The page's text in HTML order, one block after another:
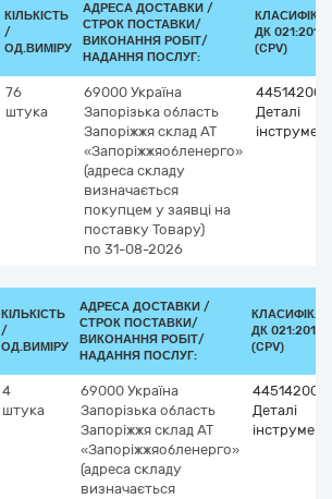
КІЛЬКІСТЬ
/
ОД.ВИМІРУ
АДРЕСА ДОСТАВКИ /
СТРОК ПОСТАВКИ/
ВИКОНАННЯ РОБІТ/
НАДАННЯ ПОСЛУГ:
ДК 021:2015
(CPV)
76
штука
69000 Україна
Запорізька область
Запоріжжя склад АТ
«Запоріжжяобленерго»
(адреса складу
визначається
покупцем у заявці на
поставку Товару)
по 31-08-2026
44514200-
Деталі
КІЛЬКІСТЬ
/
ОД.ВИМІРУ
АДРЕСА ДОСТАВКИ /
СТРОК ПОСТАВКИ/
ВИКОНАННЯ РОБІТ/
НАДАННЯ ПОСЛУГ:
ДК 021:2015
(CPV)
4
штука
69000 Україна
Запорізька область
Запоріжжя склад АТ
«Запоріжжяобленерго»
(адреса складу
визначається
44514200-
Деталі